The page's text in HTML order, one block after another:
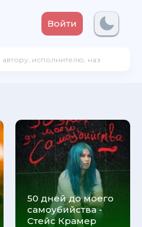
Войти
50 дней до моего
самоубийства -
Стейс Крамер